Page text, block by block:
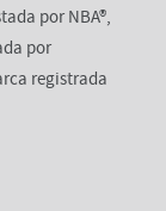
por NBA®,
por
registrada